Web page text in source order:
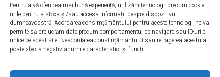
Pentru a vă oferi cea mai bună experiență, utilizăm tehnologii precum cookie-
urile pentru a stoca și/sau accesa informații despre dispozitivul
dumneavoastră. Acordarea consimțământului pentru aceste tehnologii ne va
permite să prelucrăm date precum comportamentul de navigare sau ID-urile
unice pe acest site. Neacordarea consimțământului sau retragerea acestuia
poate afecta negativ anumite caracteristici și funcții.
INFORMAȚII
Cum cumpăr